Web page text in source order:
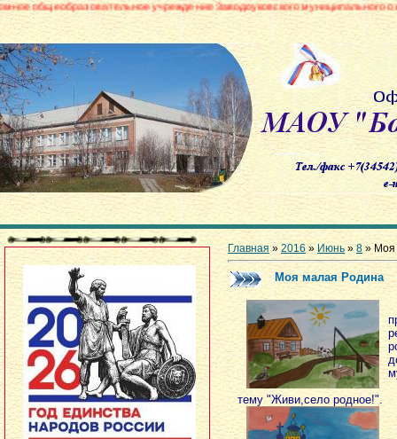
учреждение Заводоуковского муниципального округа
Главная »2016 » Июнь » 8 » Моя
Моя малая Родина
тему "Живи,село родное!".